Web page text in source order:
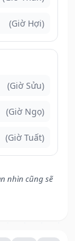
(Giờ Hợi)
(Giờ Sửu)
(Giờ Ngọ)
(Giờ Tuất)
nhìn cũng sẽ